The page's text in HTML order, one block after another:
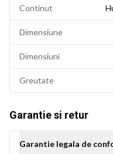
stralucirea si dupa spalari
de umplutura este
dupa livrare.
BEKZ este un brand de
detalii fidele ale ilustratiei
expunere indelungata la
Continut
Dimensiune
Dimensiuni
Greutate
Garantie si retur
Garantie legala de